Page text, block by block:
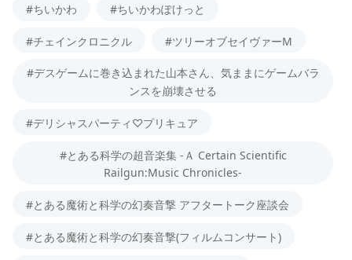
#ちいかわ #ちいかわぽけっと
#チェインクロニクル #ツリーオブセイヴァーM
#デスゲームに巻き込まれた山本さん、気ままにゲームバラ
ンスを崩壊させる
#デリシャスパーティ♡プリキュア
#とある科学の超音楽集 -Ａ Certain Scientific
Railgun:Music Chronicles-
#とある魔術と科学の幻奏音撃 アフタートーク座談会
#とある魔術と科学の幻奏音撃(フィルムコンサート)